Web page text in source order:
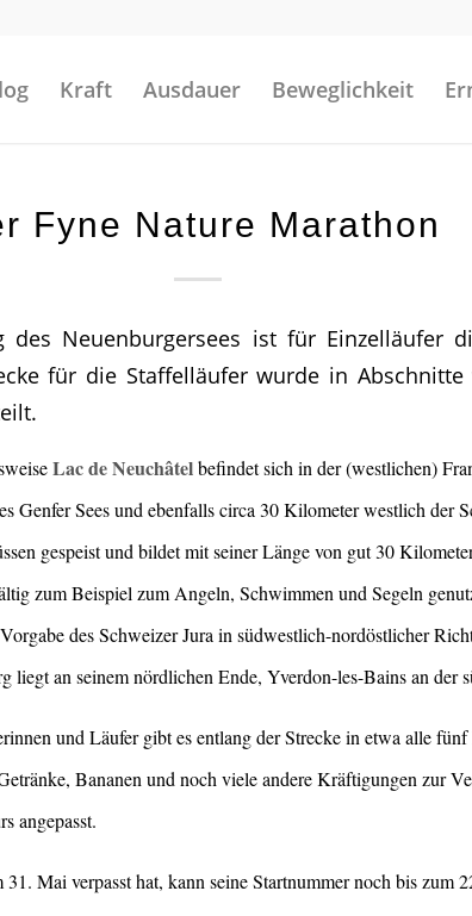
Kraft Ausdauer Beweglichkeit
Fyne Nature Marathon
des Neuenburgersees ist für Einzelläufer
für die Staffelläufer wurde in
Lac de Neuchâtelbefindet sich in der (westlichen)
Genfer Sees und ebenfalls circa 30 Kilometer westlich der
gespeist und bildet mit seiner Länge von gut 30
zum Beispiel zum Angeln, Schwimmen und Segeln
des Schweizer Jura in südwestlich-nordöstlicher
liegt an seinem nördlichen Ende, Yverdon-les-Bains an der
und Läufer gibt es entlang der Strecke in etwa alle
Bananen und noch viele andere Kräftigungen zur
angepasst.
Mai verpasst hat, kann seine Startnummer noch bis zum